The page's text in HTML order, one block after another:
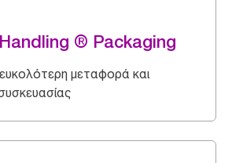
® Packaging
μεταφορά και